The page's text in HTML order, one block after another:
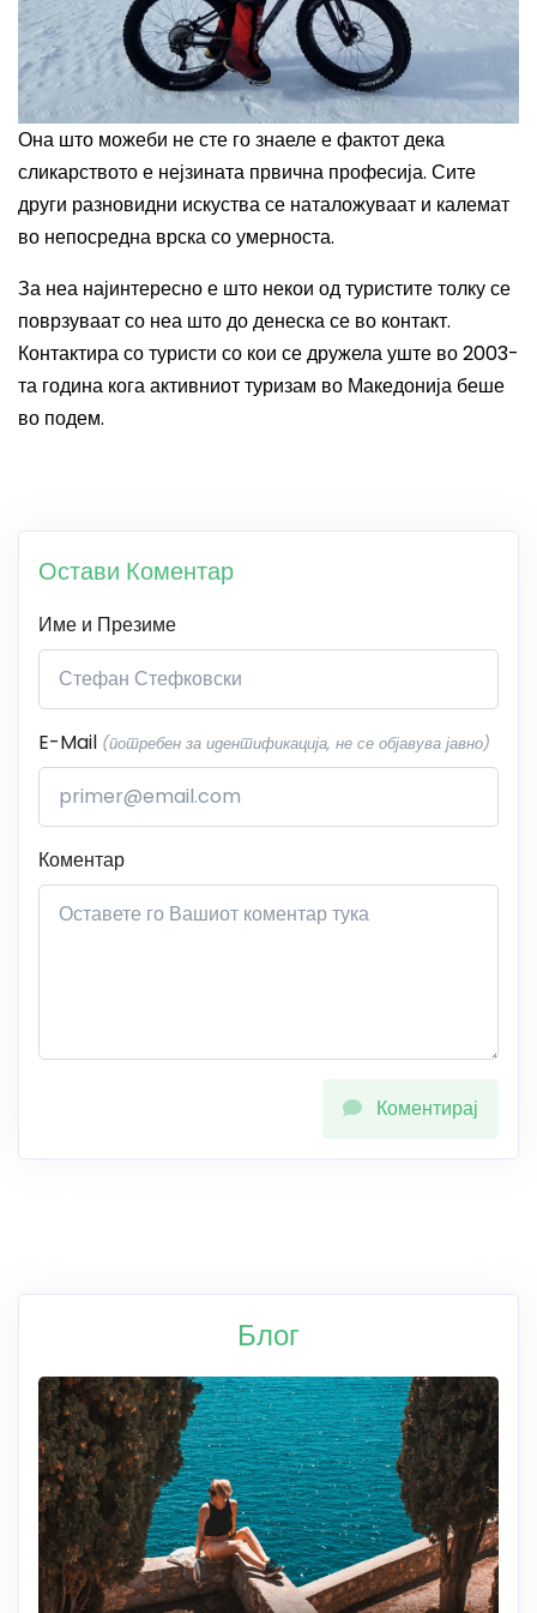
Она што можеби не сте го знаеле е фактот дека
сликарството е нејзината првична професија. Сите
други разновидни искуства се наталожуваат и калемат
во непосредна врска со умерноста.
За неа најинтересно е што некои од туристите толку се
поврзуваат со неа што до денеска се во контакт.
Контактира со туристи со кои се дружела уште во 2003-
та година кога активниот туризам во Македонија беше
во подем.
Остави Коментар
Име и Презиме
E-Mail (потребен за идентификација, не се објавува јавно)
Коментар
Коментирај
Блог